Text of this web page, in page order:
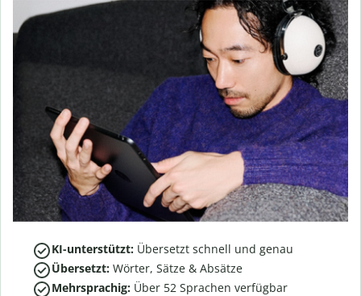
KI-unterstützt: Übersetzt schnell und genau
Übersetzt: Wörter, Sätze & Absätze
Mehrsprachig: Über 52 Sprachen verfügbar